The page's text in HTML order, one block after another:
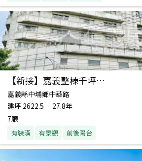
【新接】嘉義整棟千坪土地
嘉義縣中埔鄉中華路
建坪 2622.5
27.8年
7廳
有裝潢 有景觀 前後陽台